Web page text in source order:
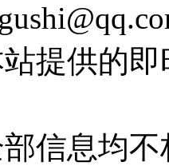
提供的
信息均